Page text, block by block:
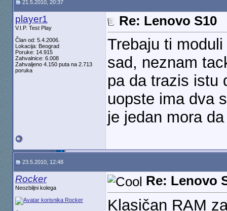
21.5.2010, 20:37
player1
V.I.P. Test Play
Član od: 5.4.2006.
Lokacija: Beograd
Poruke: 14.915
Zahvalnice: 6.008
Zahvaljeno 4.150 puta na 2.713
poruka
Re: Lenovo S10
Trebaju ti
sad, neznam
pa da trazis istu
uopste ima dva
je jedan mora
23.5.2010, 12:48
Rocker
Neozbiljni kolega Re: Lenovo
Klasičan RAM